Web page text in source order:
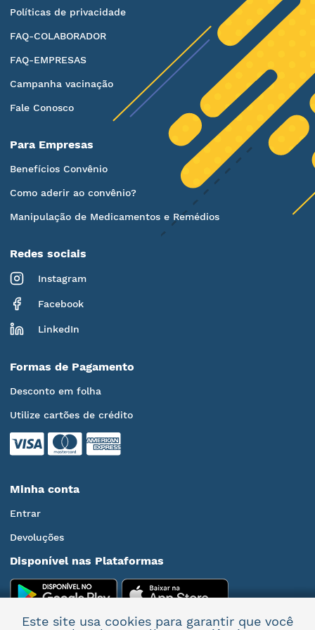
Políticas de privacidade
FAQ-COLABORADOR
FAQ-EMPRESAS
Campanha vacinação
Fale Conosco
Para Empresas
Benefícios Convênio
Como aderir ao convênio?
Manipulação de Medicamentos e Remédios
Redes sociais
Instagram
Facebook
LinkedIn
Formas de Pagamento
Desconto em folha
Utilize cartões de crédito
Minha conta
Entrar
Devoluções
Disponível nas Plataformas
Este site usa cookies para garantir que você